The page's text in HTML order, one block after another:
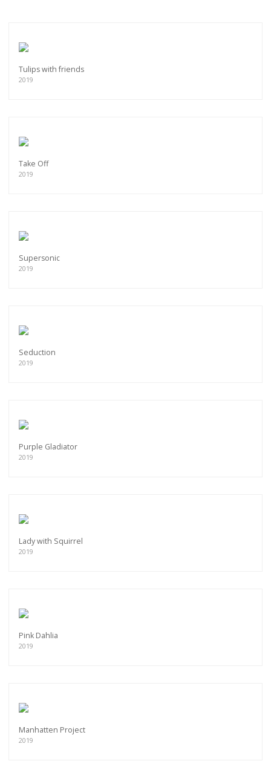
Tulips with friends
2019
Take Off
2019
Supersonic
2019
Seduction
2019
Purple Gladiator
2019
Lady with Squirrel
2019
Pink Dahlia
2019
Manhatten Project
2019